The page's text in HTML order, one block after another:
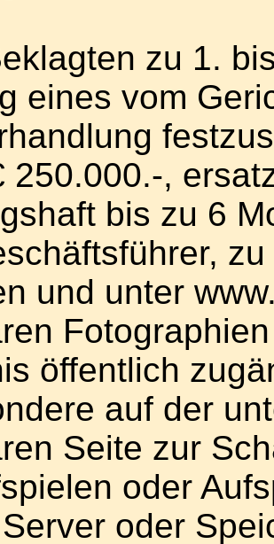
zu 1.
eines vom
250.000.-,
bis zu 6
und unter
öffentlich
auf der
Seite zur
oder
oder